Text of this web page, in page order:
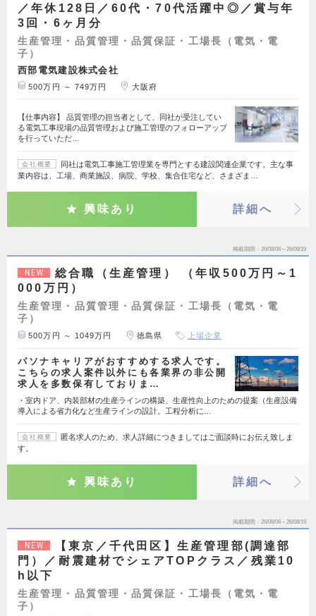
／年休128日／60代・70代活躍中◎／賞与年
3回・6ヶ月分
生産管理・品質管理・品質保証・工場長（電気・電
子）
西部電気建設株式会社
500万円 ～ 749万円 大阪府
【仕事内容】 品質管理の担当者として、同社が受注してい
る電気工事現場の品質管理および施工管理のフォローアップ
を行っていただ…
会社概要
同社は電気工事施工管理業を専門とする建設関連企業です。主な事
業内容は、工場、商業施設、病院、学校、集合住宅など、さまざま…
興味あり 詳細へ
掲載期間 26/08/06～26/08/19
NEW
総合職（生産管理） （年収500万円～1
000万円）
生産管理・品質管理・品質保証・工場長（電気・電
子）
500万円 ～ 1049万円 徳島県 上場企業
パソナキャリアがおすすめする求人です。
こちらの求人案件以外にも各業界の非公開
求人を多数保有しておりま…
・室内ドア、内装部材の生産ラインの構築、生産性向上のための提案（生産設備
導入による省力化など生産ラインの設計。工程分析に…
会社概要
匿名求人のため、求人詳細につきましてはご面談時にお伝え致しま
す。
興味あり 詳細へ
掲載期間 26/08/06～26/08/19
NEW
【東京／千代田区】生産管理部(調達部
門）／耐震建材でシェアTOPクラス／残業10
h以下
生産管理・品質管理・品質保証・工場長（電気・電
子）